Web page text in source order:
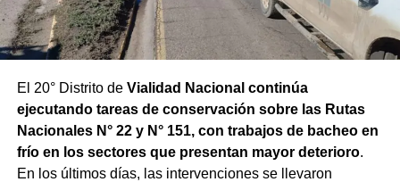
El 20° Distrito de Vialidad Nacional continúa
ejecutando tareas de conservación sobre las Rutas
Nacionales N° 22 y N° 151, con trabajos de bacheo en
frío en los sectores que presentan mayor deterioro.
En los últimos días, las intervenciones se llevaron